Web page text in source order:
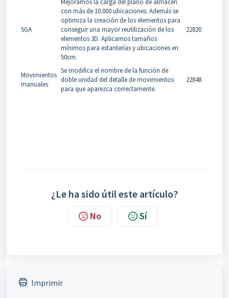
SGA
Mejoramos la carga del plano de almacén
con más de 10.000 ubicaciones. Además se
optimiza la creación de los elementos para
conseguir una mayor reutilización de los
elementos 3D. Aplicamos tamaños
mínimos para estanterías y ubicaciones en
50cm.
22820
Movimientos
manuales
Se modifica el nombre de la función de
doble unidad del detalle de movimientos
para que aparezca correctamente.
22848
¿Le ha sido útil este artículo?
No Sí
Imprimir